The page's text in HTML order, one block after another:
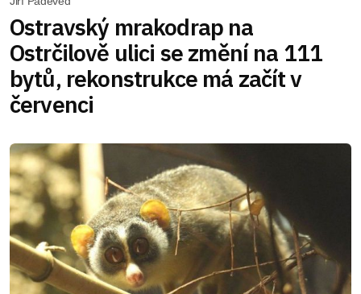
Ostravský mrakodrap na
Ostrčilově ulici se změní na 111
bytů, rekonstrukce má začít v
červenci